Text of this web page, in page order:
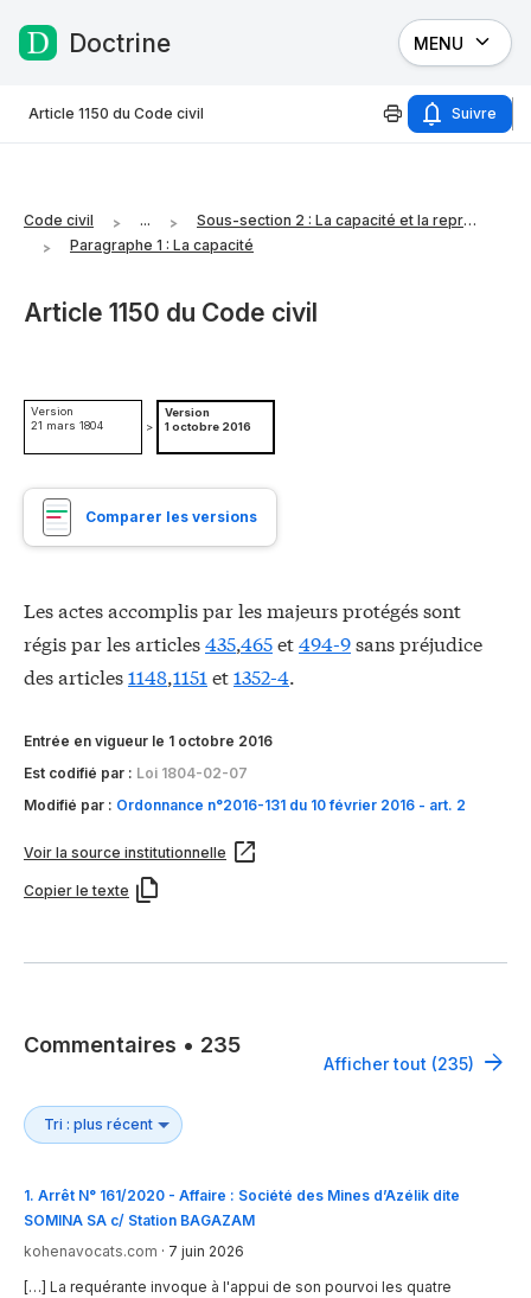
Passer au contenu
Doctrine MENU
Article 1150 du Code civil Suivre
Code civil ...
Sous-section 2 : La capacité et la représentation
Paragraphe 1 : La capacité
Article 1150 du Code civil
Version
21 mars 1804
>
Version
1 octobre 2016
Comparer les versions
Les actes accomplis par les majeurs protégés sont
régis par les articles435,465et494-9sans préjudice
des articles1148,1151 et1352-4.
Entrée en vigueur le 1 octobre 2016
Est codifié par : Loi 1804-02-07
Modifié par : Ordonnance n°2016-131 du 10 février 2016 - art. 2
Voir la source institutionnelle
Copier le texte
Commentaires • 235
Afficher tout (235)
1. Arrêt N° 161/2020 - Affaire : Société des Mines d’Azélik dite
SOMINA SA c/ Station BAGAZAM
kohenavocats.com · 7 juin 2026
[…] La requérante invoque à l'appui de son pourvoi les quatre